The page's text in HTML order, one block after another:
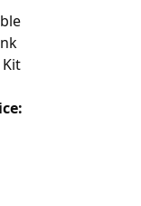
ядром
астероїда
Вести